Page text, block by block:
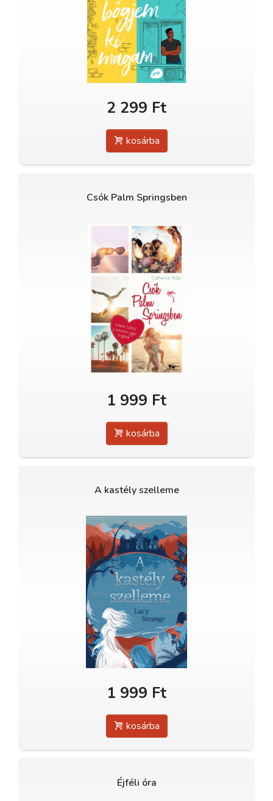
2 299 Ft
kosárba
Csók Palm Springsben
1 999 Ft
kosárba
A kastély szelleme
1 999 Ft
kosárba
Éjféli óra